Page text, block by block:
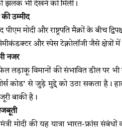
झलक भी देखने को मिली।
उम्मीद
मोदी और राष्ट्रपति मैक्रों के बीच
और स्पेस टेक्नोलॉजी जैसे क्षेत्रों
नजर
लड़ाकू विमानों की संभावित डील पर
कोड’ से जुड़े मुद्दे को उठा सकता है।
बाकी है।
मोदी की यह यात्रा भारत-फ्रांस